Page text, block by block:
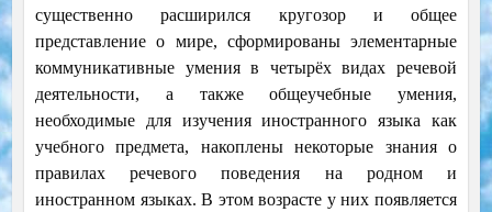
существенно расширился кругозор и общее
представление о мире, сформированы элементарные
коммуникативные умения в четырёх видах речевой
деятельности, а также общеучебные умения,
необходимые для изучения иностранного языка как
учебного предмета, накоплены некоторые знания о
правилах речевого поведения на родном и
иностранном языках. В этом возрасте у них появляется